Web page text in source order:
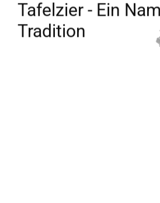
Tafelzier - Ein
Tradition